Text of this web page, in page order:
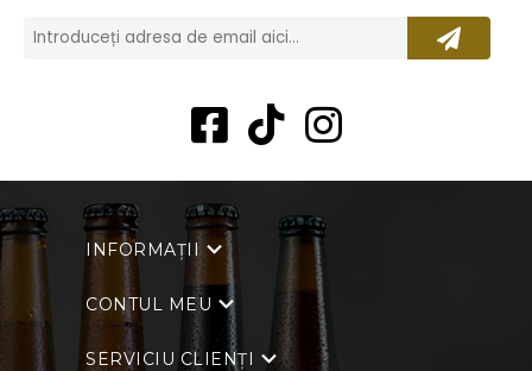
INFORMAȚII
CONTUL MEU
SERVICIU CLIENȚI